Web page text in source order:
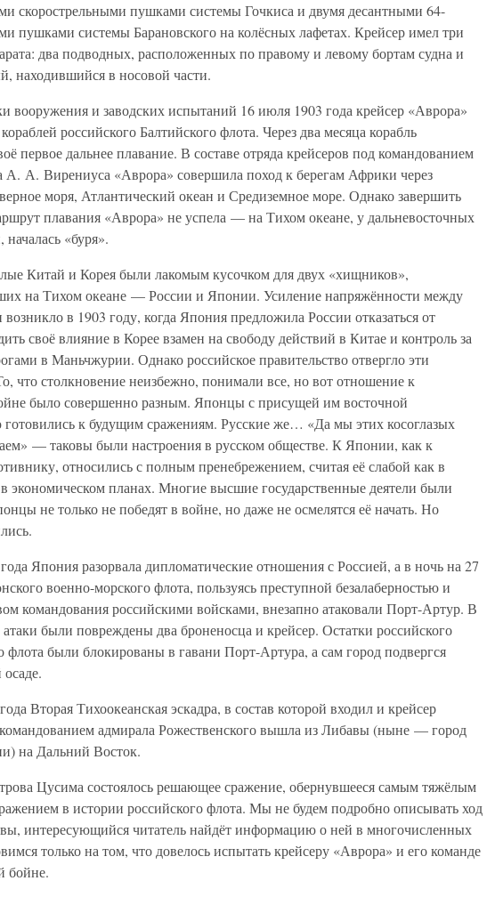
скорострельными пушками системы Гочкиса и двумя десантными 64-
пушками системы Барановского на колёсных лафетах. Крейсер имел три
два подводных, расположенных по правому и левому бортам судна и
находившийся в носовой части.
вооружения и заводских испытаний 16 июля 1903 года крейсер «Аврора»
российского Балтийского флота. Через два месяца корабль
первое дальнее плавание. В составе отряда крейсеров под командованием
А. А. Вирениуса «Аврора» совершила поход к берегам Африки через
моря, Атлантический океан и Средиземное море. Однако завершить
плавания «Аврора» не успела — на Тихом океане, у дальневосточных
началась «буря».
Китай и Корея были лакомым кусочком для двух «хищников»,
на Тихом океане — России и Японии. Усиление напряжённости между
возникло в 1903 году, когда Япония предложила России отказаться от
своё влияние в Корее взамен на свободу действий в Китае и контроль за
в Маньчжурии. Однако российское правительство отвергло эти
что столкновение неизбежно, понимали все, но вот отношение к
было совершенно разным. Японцы с присущей им восточной
готовились к будущим сражениям. Русские же… «Да мы этих косоглазых
— таковы были настроения в русском обществе. К Японии, как к
относились с полным пренебрежением, считая её слабой как в
экономическом планах. Многие высшие государственные деятели были
не только не победят в войне, но даже не осмелятся её начать. Но
Япония разорвала дипломатические отношения с Россией, а в ночь на 27
военно-морского флота, пользуясь преступной безалаберностью и
командования российскими войсками, внезапно атаковали Порт-Артур. В
атаки были повреждены два броненосца и крейсер. Остатки российского
флота были блокированы в гавани Порт-Артура, а сам город подвергся
Вторая Тихоокеанская эскадра, в состав которой входил и крейсер
адмирала Рожественского вышла из Либавы (ныне — город
на Дальний Восток.
Цусима состоялось решающее сражение, обернувшееся самым тяжёлым
в истории российского флота. Мы не будем подробно описывать ход
интересующийся читатель найдёт информацию о ней в многочисленных
только на том, что довелось испытать крейсеру «Аврора» и его команде
бойне.